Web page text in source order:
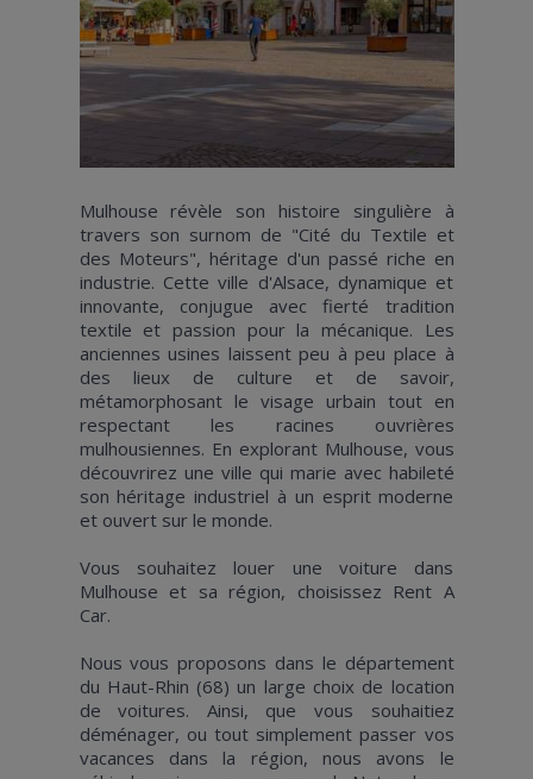
Mulhouse révèle son histoire singulière à
travers son surnom de "Cité du Textile et
des Moteurs", héritage d'un passé riche en
industrie. Cette ville d'Alsace, dynamique et
innovante, conjugue avec fierté tradition
textile et passion pour la mécanique. Les
anciennes usines laissent peu à peu place à
des lieux de culture et de savoir,
métamorphosant le visage urbain tout en
respectant les racines ouvrières
mulhousiennes. En explorant Mulhouse, vous
découvrirez une ville qui marie avec habileté
son héritage industriel à un esprit moderne
et ouvert sur le monde.
Vous souhaitez louer une voiture dans
Mulhouse et sa région, choisissez Rent A
Car.
Nous vous proposons dans le département
du Haut-Rhin (68) un large choix de location
de voitures. Ainsi, que vous souhaitiez
déménager, ou tout simplement passer vos
vacances dans la région, nous avons le